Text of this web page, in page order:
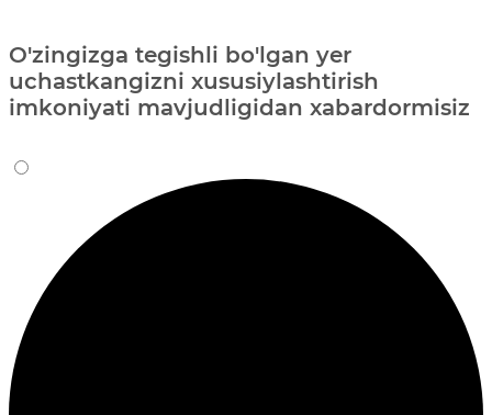
O'zingizga tegishli bo'lgan yer
uchastkangizni xususiylashtirish
imkoniyati mavjudligidan xabardormisiz